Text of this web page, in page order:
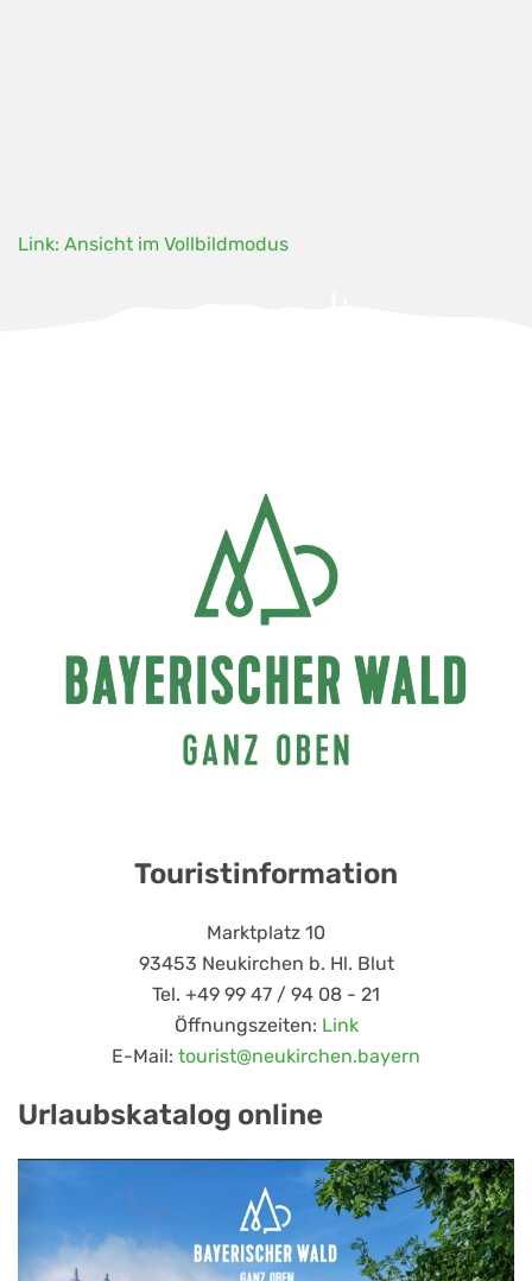
Link: Ansicht im Vollbildmodus
Touristinformation
Marktplatz 10
93453 Neukirchen b. Hl. Blut
Tel. +49 99 47 / 94 08 - 21
Öffnungszeiten: Link
E-Mail: tourist@neukirchen.bayern
Urlaubskatalog online